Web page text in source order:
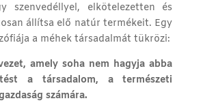
szenvedéllyel, elkötelezetten és
állítsa elő natúr termékeit. Egy
a méhek társadalmát tükrözi:
amely soha nem hagyja abba
a társadalom, a természeti
számára.